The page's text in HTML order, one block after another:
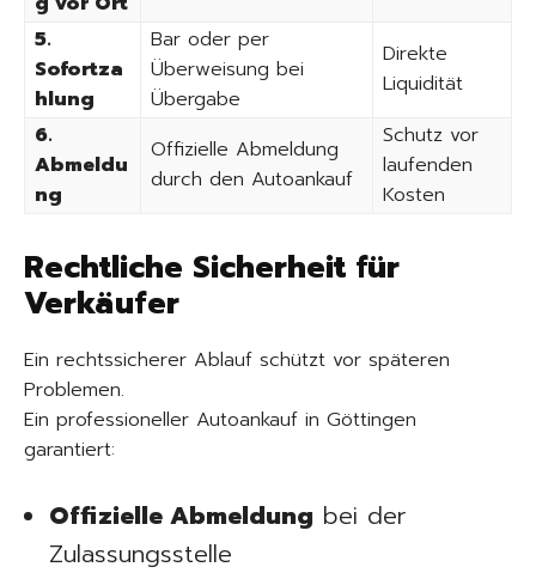
5.
Sofortza
hlung
Bar oder per
Überweisung bei
Übergabe
Direkte
Liquidität
6.
Abmeldu
ng
Offizielle Abmeldung
durch den Autoankauf
Schutz vor
laufenden
Kosten
Rechtliche Sicherheit für
Verkäufer
Ein rechtssicherer Ablauf schützt vor späteren
Problemen.
Ein professioneller Autoankauf in Göttingen
garantiert:
Offizielle Abmeldung bei der
Zulassungsstelle